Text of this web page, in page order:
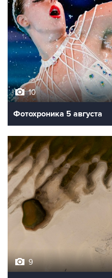
10
Фотохроника 5 августа
9